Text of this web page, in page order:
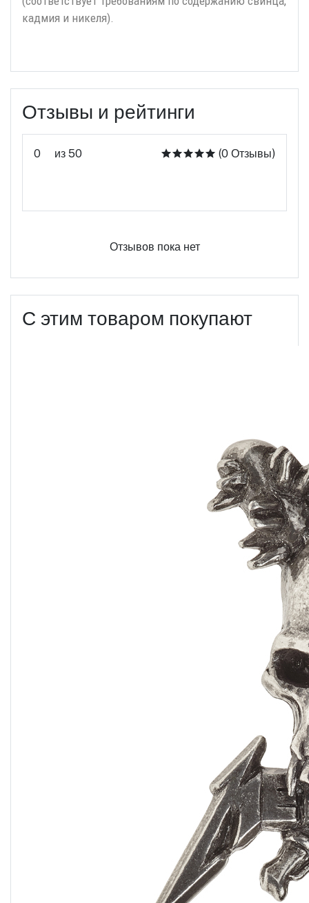
кадмия и никеля).
Отзывы и рейтинги
0 из 50 (0 Отзывы)
Отзывов пока нет
С этим товаром покупают